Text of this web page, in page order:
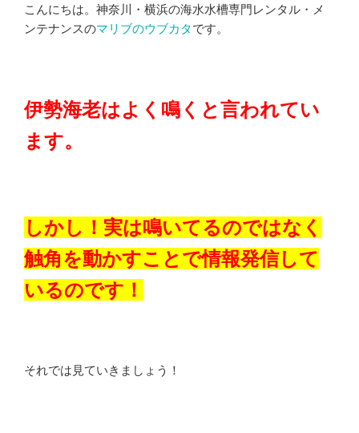
こんにちは。神奈川・横浜の海水水槽専門レンタル・メ
ンテナンスのマリブのウブカタです。
伊勢海老はよく鳴くと言われてい
ます。
しかし！実は鳴いてるのではなく
触角を動かすことで情報発信して
いるのです！
それでは見ていきましょう！